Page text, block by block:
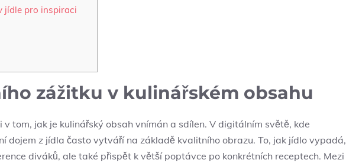
jídle pro inspiraci
zážitku v kulinářském obsahu
tom, jak je kulinářský obsah vnímán a sdílen. V digitálním světě, kde
dojem z jídla často vytváří na základě kvalitního obrazu. To, jak jídlo vypadá,
diváků, ale také přispět k větší poptávce po konkrétních receptech. Mezi